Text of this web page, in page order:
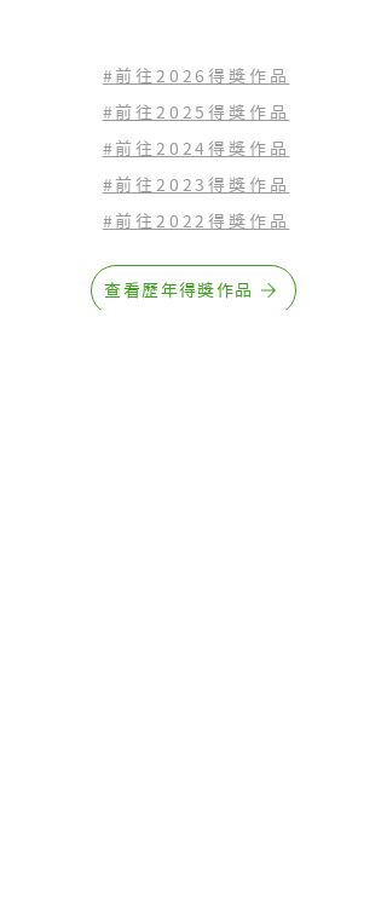
#前往2026得獎作品
#前往2025得獎作品
#前往2024得獎作品
#前往2023得獎作品
#前往2022得獎作品
查看歷年得獎作品